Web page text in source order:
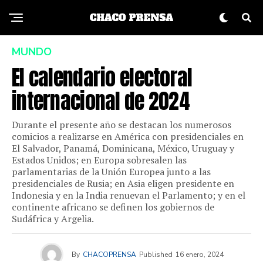
MUNDO
El calendario electoral
internacional de 2024
Durante el presente año se destacan los numerosos
comicios a realizarse en América con presidenciales en
El Salvador, Panamá, Dominicana, México, Uruguay y
Estados Unidos; en Europa sobresalen las
parlamentarias de la Unión Europea junto a las
presidenciales de Rusia; en Asia eligen presidente en
Indonesia y en la India renuevan el Parlamento; y en el
continente africano se definen los gobiernos de
Sudáfrica y Argelia.
By CHACOPRENSA Published 16 enero, 2024